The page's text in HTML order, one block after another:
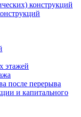
конструкций
этажей
после перерыва
и капитального